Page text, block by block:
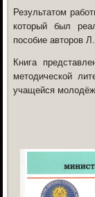
Результатом
который был
пособие авторов
Книга
методической
учащейся